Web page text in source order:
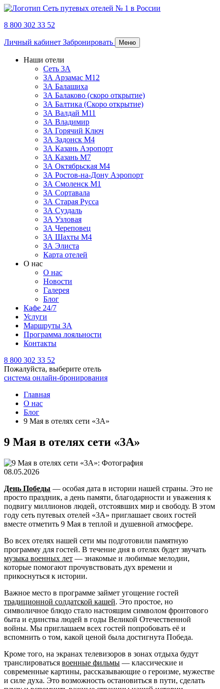
8 800 302 33 52
Личный кабинет Забронировать Меню
Наши отели
Сеть 3А
ЗА Арзамас М12
3А Балашиха
3А Балаково (скоро открытие)
3А Балтика (Скоро открытие)
3А Валдай М11
3А Владимир
ЗА Горячий Ключ
3А Задонск М4
3А Казань Аэропорт
3А Казань M7
3А Октябрьская М4
3А Ростов-на-Дону Аэропорт
ЗА Смоленск М1
ЗА Сортавала
3А Старая Русса
3А Суздаль
3А Узловая
3А Череповец
3А Шахты М4
ЗА Элиста
Карта отелей
О нас
О нас
Новости
Галерея
Блог
Кафе 24/7
Услуги
Маршруты ЗА
Программа лояльности
Контакты
8 800 302 33 52
Пожалуйста, выберите отель
система онлайн-бронирования
Главная
О нас
Блог
9 Мая в отелях сети «3А»
9 Мая в отелях сети «3А»
08.05.2026
День Победы — особая дата в истории нашей страны. Это не
просто праздник, а день памяти, благодарности и уважения к
подвигу миллионов людей, отстоявших мир и свободу. В этом
году сеть путевых отелей «3А» приглашает своих гостей
вместе отметить 9 Мая в теплой и душевной атмосфере.
Во всех отелях нашей сети мы подготовили памятную
программу для гостей. В течение дня в отелях будет звучать
музыка военных лет — знакомые и любимые мелодии,
которые помогают прочувствовать дух времени и
прикоснуться к истории.
Важное место в программе займет угощение гостей
традиционной солдатской кашей. Это простое, но
символичное блюдо стало настоящим символом фронтового
быта и единства людей в годы Великой Отечественной
войны. Мы приглашаем всех гостей попробовать её и
вспомнить о том, какой ценой была достигнута Победа.
Кроме того, на экранах телевизоров в зонах отдыха будут
транслироваться военные фильмы — классические и
современные картины, рассказывающие о героизме, мужестве
и силе духа. Это возможность остановиться в пути, сделать